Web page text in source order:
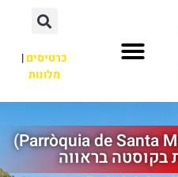
כרטיסים|
מלונות
כנסיית סנטה מריה (Parròquia de Santa Maria)
בקוסטה בראווה